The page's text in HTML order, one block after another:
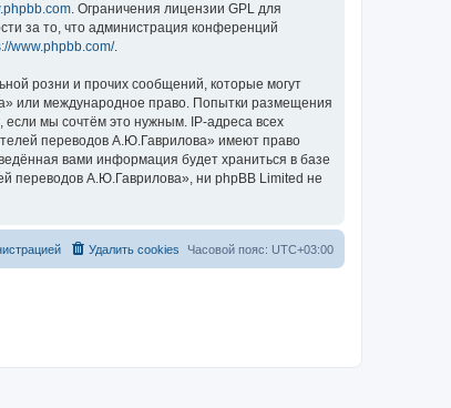
. Ограничения лицензии GPL для
за то, что администрация конференций
www.phpbb.com/.
розни и прочих сообщений, которые могут
или международное право. Попытки размещения
мы сочтём это нужным. IP-адреса всех
переводов А.Ю.Гаврилова» имеют право
вами информация будет храниться в базе
переводов А.Ю.Гаврилова», ни phpBB Limited не
Часовой пояс: UTC+03:00
Удалить cookies
истрацией